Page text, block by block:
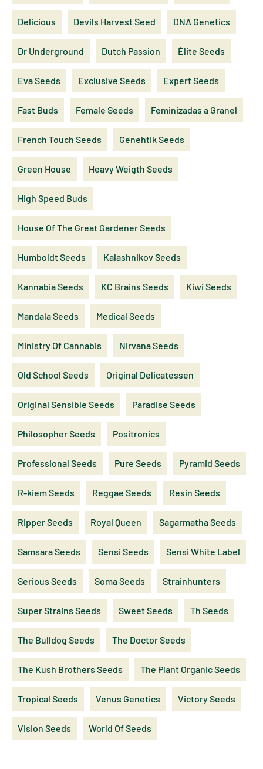
Delicious Devils Harvest Seed DNA Genetics
Dr Underground Dutch Passion Élite Seeds
Eva Seeds Exclusive Seeds Expert Seeds
Fast Buds Female Seeds Feminizadas a Granel
French Touch Seeds Genehtik Seeds
Green House Heavy Weigth Seeds
High Speed Buds
House Of The Great Gardener Seeds
Humboldt Seeds Kalashnikov Seeds
Kannabia Seeds KC Brains Seeds Kiwi Seeds
Mandala Seeds Medical Seeds
Ministry Of Cannabis Nirvana Seeds
Old School Seeds Original Delicatessen
Original Sensible Seeds Paradise Seeds
Philosopher Seeds Positronics
Professional Seeds Pure Seeds Pyramid Seeds
R-kiem Seeds Reggae Seeds Resin Seeds
Ripper Seeds Royal Queen Sagarmatha Seeds
Samsara Seeds Sensi Seeds Sensi White Label
Serious Seeds Soma Seeds Strainhunters
Super Strains Seeds Sweet Seeds Th Seeds
The Bulldog Seeds The Doctor Seeds
The Kush Brothers Seeds The Plant Organic Seeds
Tropical Seeds Venus Genetics Victory Seeds
Vision Seeds World Of Seeds